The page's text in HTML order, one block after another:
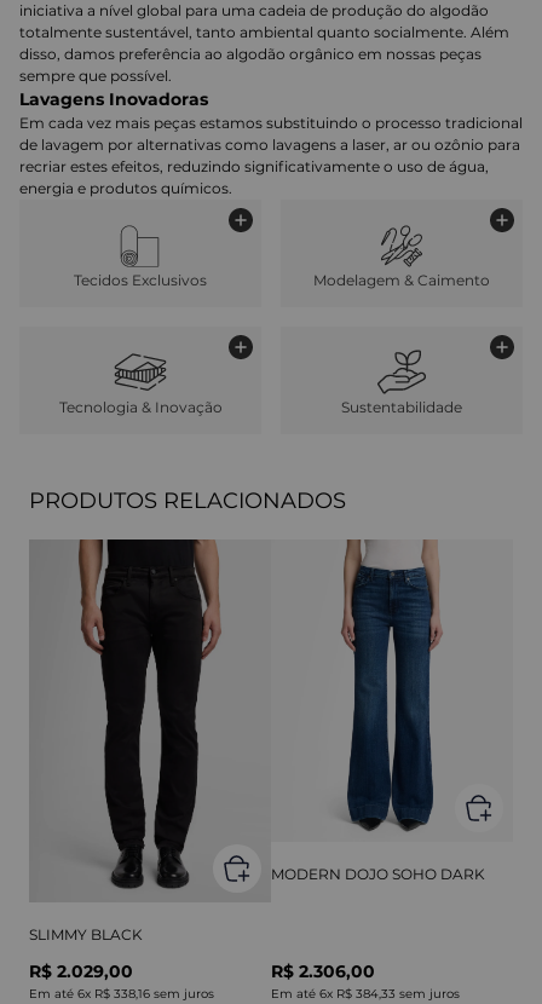
iniciativa a nível global para uma cadeia de produção do algodão
totalmente sustentável, tanto ambiental quanto socialmente. Além
disso, damos preferência ao algodão orgânico em nossas peças
sempre que possível.
Lavagens Inovadoras
Em cada vez mais peças estamos substituindo o processo tradicional
de lavagem por alternativas como lavagens a laser, ar ou ozônio para
recriar estes efeitos, reduzindo significativamente o uso de água,
energia e produtos químicos.
Tecidos Exclusivos Modelagem & Caimento
Tecnologia & Inovação Sustentabilidade
PRODUTOS RELACIONADOS
SLIMMY BLACK
R$ 2.029,00
Em até 6x R$ 338,16 sem juros
MODERN DOJO SOHO DARK
R$ 2.306,00
Em até 6x R$ 384,33 sem juros